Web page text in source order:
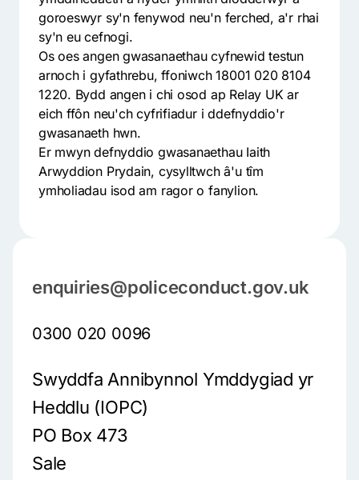
goroeswyr sy'n fenywod neu'n ferched, a'r rhai
sy'n eu cefnogi.
Os oes angen gwasanaethau cyfnewid testun
arnoch i gyfathrebu, ffoniwch 18001 020 8104
1220. Bydd angen i chi osod ap Relay UK ar
eich ffôn neu'ch cyfrifiadur i ddefnyddio'r
gwasanaeth hwn.
Er mwyn defnyddio gwasanaethau Iaith
Arwyddion Prydain, cysylltwch â'u tîm
ymholiadau isod am ragor o fanylion.
enquiries@policeconduct.gov.uk
0300 020 0096
Swyddfa Annibynnol Ymddygiad yr
Heddlu (IOPC)
PO Box 473
Sale